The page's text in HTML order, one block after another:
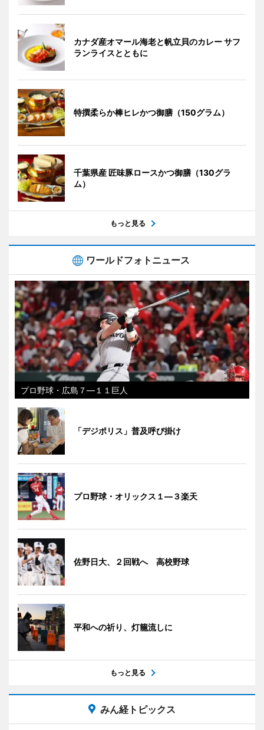
カナダ産オマール海老と帆立貝のカレー サフ
ランライスとともに
特撰柔らか棒ヒレかつ御膳（150グラム）
千葉県産 匠味豚ロースかつ御膳（130グラ
ム）
もっと見る
ワールドフォトニュース
プロ野球・広島７―１１巨人
「デジポリス」普及呼び掛け
プロ野球・オリックス１―３楽天
佐野日大、２回戦へ 高校野球
平和への祈り、灯籠流しに
もっと見る
みん経トピックス